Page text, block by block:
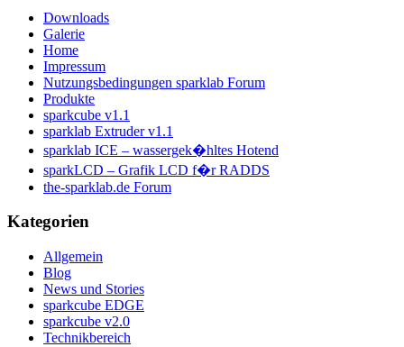
Downloads
Galerie
Home
Impressum
Nutzungsbedingungen sparklab Forum
Produkte
sparkcube v1.1
sparklab Extruder v1.1
sparklab ICE – wassergek�hltes Hotend
sparkLCD – Grafik LCD f�r RADDS
the-sparklab.de Forum
Kategorien
Allgemein
Blog
News und Stories
sparkcube EDGE
sparkcube v2.0
Technikbereich